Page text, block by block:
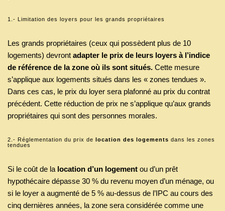
1.- Limitation des loyers pour les grands propriétaires
Les grands propriétaires (ceux qui possèdent plus de 10
logements) devront adapter le prix de leurs loyers à l’indice
de référence de la zone où ils sont situés. Cette mesure
s’applique aux logements situés dans les « zones tendues ».
Dans ces cas, le prix du loyer sera plafonné au prix du contrat
précédent. Cette réduction de prix ne s’applique qu’aux grands
propriétaires qui sont des personnes morales.
2.- Réglementation du prix de location des logements dans les zones
tendues
Si le coût de la location d’un logement ou d’un prêt
hypothécaire dépasse 30 % du revenu moyen d’un ménage, ou
si le loyer a augmenté de 5 % au-dessus de l’IPC au cours des
cinq dernières années, la zone sera considérée comme une